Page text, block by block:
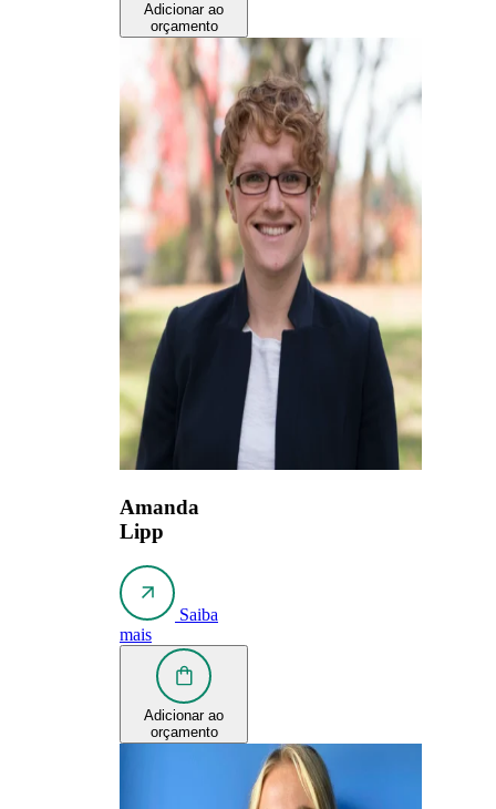
Adicionar ao
orçamento
Amanda
Lipp
Saiba
mais
Adicionar ao
orçamento